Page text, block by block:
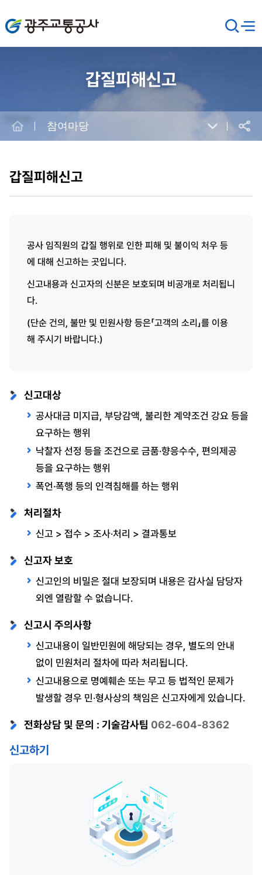
광주교통공사
검
색
창
메뉴
갑질피해신고
공유
참여마당
갑질피해신고
공사 임직원의 갑질 행위로 인한 피해 및 불이익 처우 등
에 대해 신고하는 곳입니다.
신고내용과 신고자의 신분은 보호되며 비공개로 처리됩니
다.
(단순 건의, 불만 및 민원사항 등은「고객의 소리」를 이용
해 주시기 바랍니다.)
신고대상
공사대금 미지급, 부당감액, 불리한 계약조건 강요 등을
요구하는 행위
낙찰자 선정 등을 조건으로 금품·향응수수, 편의제공
등을 요구하는 행위
폭언·폭행 등의 인격침해를 하는 행위
처리절차
신고 > 접수 > 조사·처리 > 결과통보
신고자 보호
신고인의 비밀은 절대 보장되며 내용은 감사실 담당자
외엔 열람할 수 없습니다.
신고시 주의사항
신고내용이 일반민원에 해당되는 경우, 별도의 안내
없이 민원처리 절차에 따라 처리됩니다.
신고내용으로 명예훼손 또는 무고 등 법적인 문제가
발생할 경우 민·형사상의 책임은 신고자에게 있습니다.
전화상담 및 문의 : 기술감사팀 062-604-8362
신고하기